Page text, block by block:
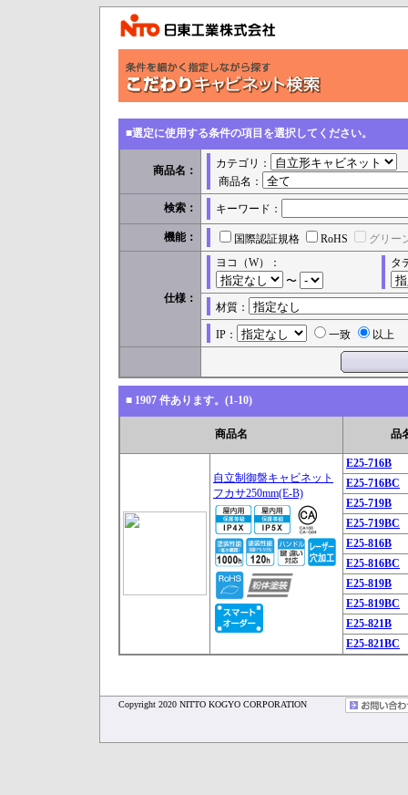
■選定に使用する条件の項目を選択してください。
商品名：
カテゴリ：
商品名：
検索： キーワード：
機能： 国際認証規格 RoHS グリー
仕様：
ヨコ（W）：
〜
タ
材質：
IP： 一致 以上
■ 1907 件あります。(1-10)
商品名 品
自立制御盤キャビネット
フカサ250mm(E-B)
E25-716B
E25-716BC
E25-719B
E25-719BC
E25-816B
E25-816BC
E25-819B
E25-819BC
E25-821B
E25-821BC
Copyright 2020 NITTO KOGYO CORPORATION